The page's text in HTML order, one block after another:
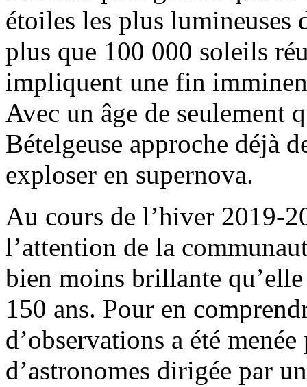
étoiles les plus lumineuses
plus que 100 000 soleils
impliquent une fin
Avec un âge de seulement
Bételgeuse approche déjà
exploser en supernova.
Au cours de l’hiver 2019-
l’attention de la
bien moins brillante
150 ans. Pour en
d’observations a été
d’astronomes dirigée par